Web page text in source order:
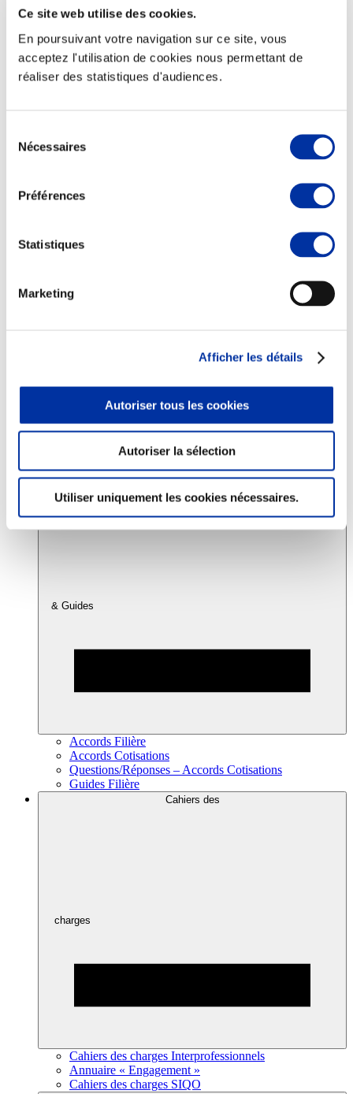
Ce site web utilise des cookies.
En poursuivant votre navigation sur ce site, vous
acceptez l'utilisation de cookies nous permettant de
réaliser des statistiques d'audiences.
Nécessaires
Préférences
Statistiques
Marketing
Afficher les détails
Autoriser tous les cookies
Autoriser la sélection
Utiliser uniquement les cookies nécessaires.
Elevage
Alimentation de qualité, raisonnée et durable
Consommation
Sécurité sanitaire
Viandes et santé
Info-veille scientifique
Sources d’information
& Guides
Accords Filière
Accords Cotisations
Questions/Réponses – Accords Cotisations
Guides Filière
Cahiers des
charges
Cahiers des charges Interprofessionnels
Annuaire « Engagement »
Cahiers des charges SIQO